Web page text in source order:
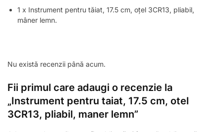
1 x Instrument pentru tăiat, 17.5 cm, oțel 3CR13, pliabil,
mâner lemn.
Nu există recenzii până acum.
Fii primul care adaugi o recenzie la
„Instrument pentru taiat, 17.5 cm, otel
3CR13, pliabil, maner lemn”